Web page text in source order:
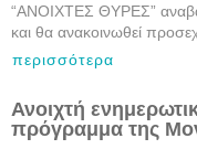
“ΑΝΟΙΧΤΕΣ ΘΥΡΕΣ”
και θα ανακοινωθεί
περισσότερα
Ανοιχτή
πρόγραμμα της